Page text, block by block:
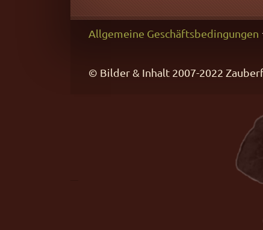
Allgemeine Geschäftsbedingungen
© Bilder & Inhalt 2007-2022